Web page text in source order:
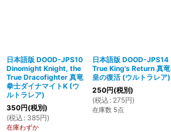
日本語版 DOOD-JPS10
Dinomight Knight, the
True Dracofighter 真竜
拳士ダイナマイトK (ウ
ルトラレア)
350円(税別)
(税込 : 385円)
在庫わずか
日本語版 DOOD-JPS14
True King's Return 真竜
皇の復活 (ウルトラレア)
250円(税別)
(税込 : 275円)
在庫数 5点